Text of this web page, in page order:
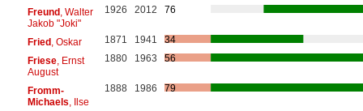
Freund, Walter
Jakob "Joki"
1926 2012 76
Fried, Oskar 1871 1941
34
Friese, Ernst
August
1880 1963 56
Fromm-
Michaels , Ilse
1888 1986 79